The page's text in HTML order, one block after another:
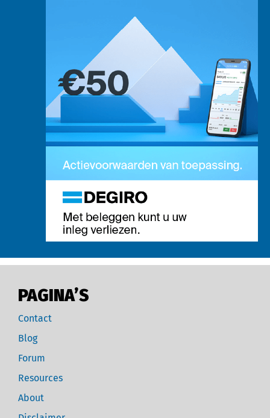
PAGINA’S
Contact
Blog
Forum
Resources
About